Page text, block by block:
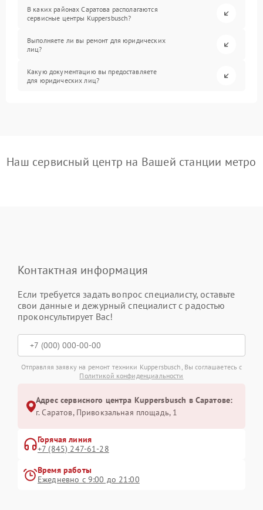
В каких районах Саратова располагаются
сервисные центры Kuppersbusch?
Выполняете ли вы ремонт для юридических
лиц?
Какую документацию вы предоставляете
для юридических лиц?
Наш сервисный центр на Вашей станции метро
Контактная информация
Если требуется задать вопрос специалисту, оставьте
свои данные и дежурный специалист с радостью
проконсультирует Вас!
Отправляя заявку на ремонт техники Kuppersbusch, Вы соглашаетесь с
Политикой конфиденциальности
Адрес сервисного центра Kuppersbusch в Саратове:
г. Саратов, Привокзальная площадь, 1
Горячая линия
+7 (845) 247-61-28
Время работы
Ежедневно с 9:00 до 21:00